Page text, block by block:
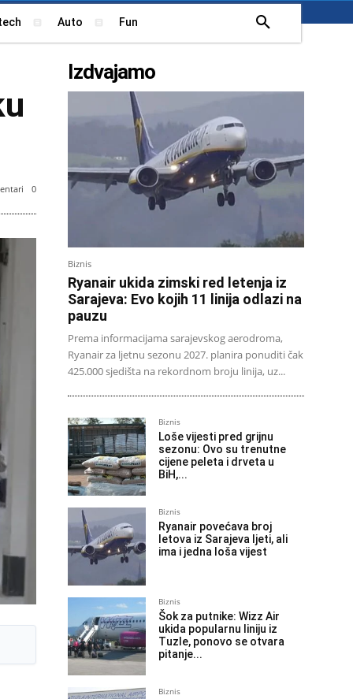
Auto Fun
0
Izdvajamo
Biznis
Ryanair ukida zimski red letenja iz
Sarajeva: Evo kojih 11 linija odlazi na
pauzu
Prema informacijama sarajevskog aerodroma,
Ryanair za ljetnu sezonu 2027. planira ponuditi čak
425.000 sjedišta na rekordnom broju linija, uz...
Biznis
Loše vijesti pred grijnu
sezonu: Ovo su trenutne
cijene peleta i drveta u
BiH,...
Biznis
Ryanair povećava broj
letova iz Sarajeva ljeti, ali
ima i jedna loša vijest
Biznis
Šok za putnike: Wizz Air
ukida popularnu liniju iz
Tuzle, ponovo se otvara
pitanje...
Biznis